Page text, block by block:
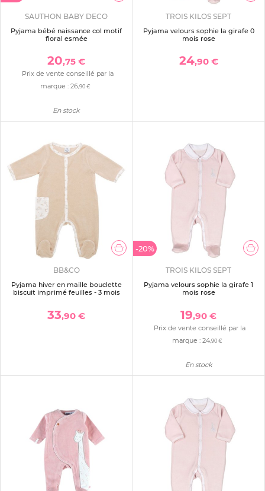
SAUTHON BABY DECO
Pyjama bébé naissance col motif
floral esmée
20,75 €
Prix de vente conseillé par la
marque : 26,90 €
En stock
TROIS KILOS SEPT
Pyjama velours sophie la girafe 0
mois rose
24,90 €
BB&CO
Pyjama hiver en maille bouclette
biscuit imprimé feuilles - 3 mois
33,90 €
-20%
TROIS KILOS SEPT
Pyjama velours sophie la girafe 1
mois rose
19,90 €
Prix de vente conseillé par la
marque :24 ,90 €
En stock